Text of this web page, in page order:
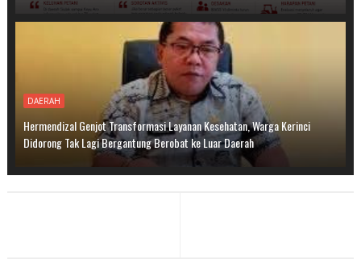
DAERAH
Hermendizal Genjot Transformasi Layanan Kesehatan, Warga Kerinci
Didorong Tak Lagi Bergantung Berobat ke Luar Daerah